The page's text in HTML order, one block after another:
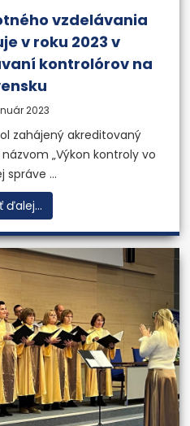
vzdelávania
v roku 2023 v
kontrolórov na
2023
zahájený akreditovaný
„Výkon kontroly vo
správe ...
ďalej...